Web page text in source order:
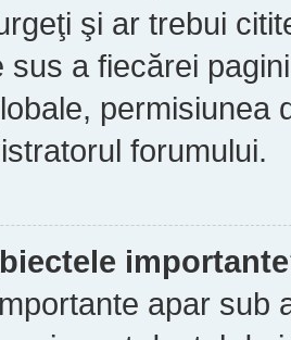
şi ar trebui
sus a fiecărei
permisiunea
forumului.
apar sub